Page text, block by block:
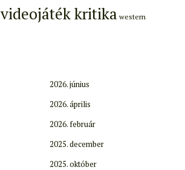
videojáték kritika western
2026. június
2026. április
2026. február
2025. december
2025. október